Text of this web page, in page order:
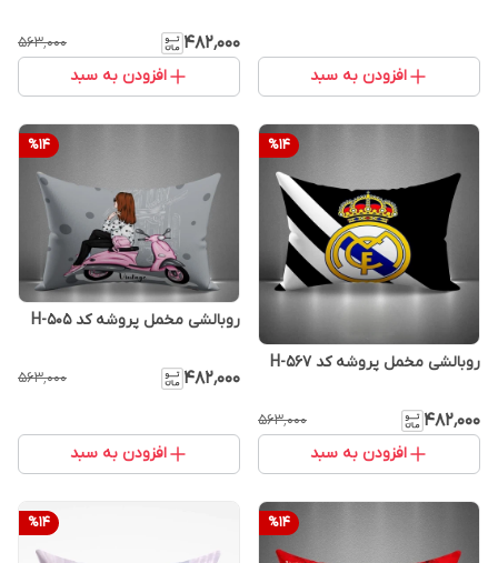
افزودن به سبد
۴۸۲٬۰۰۰ ۵۶۳٬۰۰۰
افزودن به سبد
%14
روبالشی مخمل پروشه کد H-567
۴۸۲٬۰۰۰ ۵۶۳٬۰۰۰
افزودن به سبد
%14
روبالشی مخمل پروشه کد H-505
۴۸۲٬۰۰۰ ۵۶۳٬۰۰۰
افزودن به سبد
%14
%14